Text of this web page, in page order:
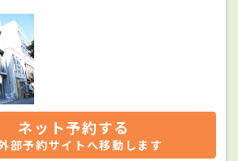
ネット予約する
部予約サイトへ移動します